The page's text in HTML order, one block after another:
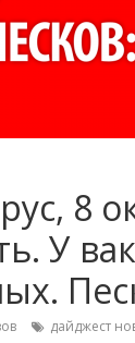
8
У
дайджест